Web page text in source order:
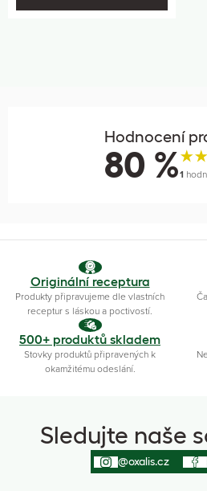
Hodnocení
80 %1
Originální receptura
Produkty připravujeme dle vlastních
receptur s láskou a poctivostí.
500+ produktů skladem
Stovky produktů připravených k
okamžitému odeslání.
Sledujte naše
@oxalis.cz